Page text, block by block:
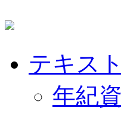
テキスト
年紀